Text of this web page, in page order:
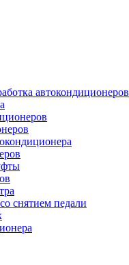
автокондиционеров
снятием педали